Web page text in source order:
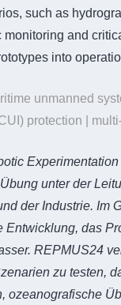
such as
and
into
unmanned
protection |
unter der
der Industrie. Im
Entwicklung, das
REPMUS24
zu testen,
ozeanografische